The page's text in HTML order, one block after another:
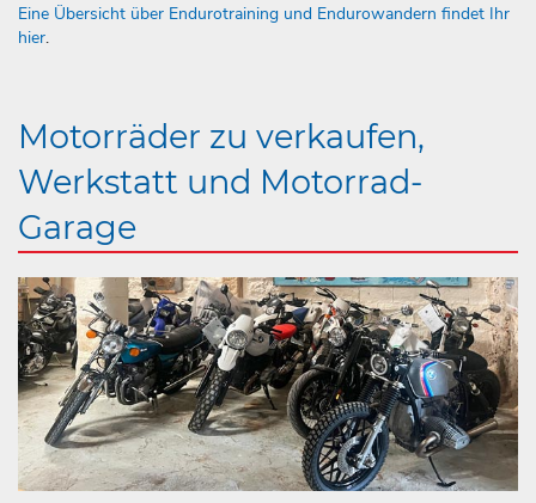
Eine Übersicht über Endurotraining und Endurowandern findet Ihr
hier.
Motorräder zu verkaufen,
Werkstatt und Motorrad-
Garage